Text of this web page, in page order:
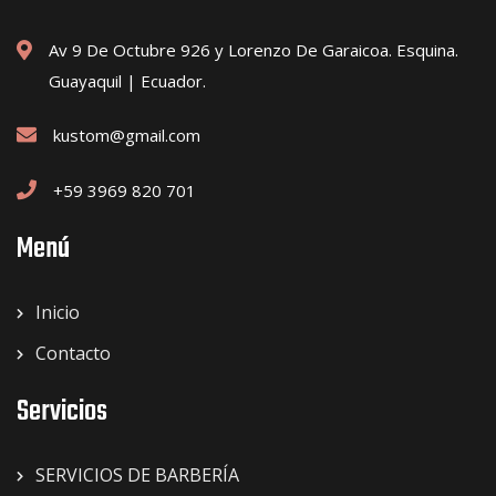
Av 9 De Octubre 926 y Lorenzo De Garaicoa. Esquina.
Guayaquil | Ecuador.
kustom@gmail.com
+59 3969 820 701
Menú
Inicio
Contacto
Servicios
SERVICIOS DE BARBERÍA